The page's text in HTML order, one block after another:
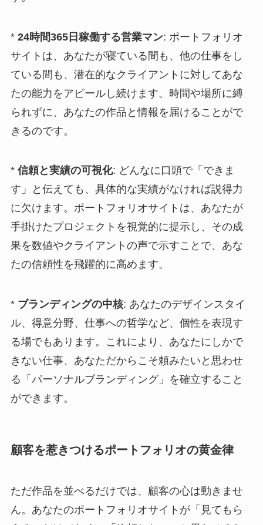
* 24時間365日稼働する営業マン: ポートフォリオ
サイトは、あなたが寝ている間も、他の仕事をし
ている間も、潜在的なクライアントに対してあな
たの能力をアピールし続けます。時間や場所に縛
られずに、あなたの作品と情報を届けることがで
きるのです。
* 信頼と実績の可視化: どんなに口頭で「できま
す」と伝えても、具体的な実績がなければ説得力
に欠けます。ポートフォリオサイトは、あなたが
手掛けたプロジェクトを視覚的に提示し、その成
果を数値やクライアントの声で示すことで、あな
たの信頼性を飛躍的に高めます。
* ブランディングの中核: あなたのデザインスタイ
ル、得意分野、仕事への哲学など、個性を表現す
る場でもあります。これにより、あなたにしかで
きない仕事、あなただからこそ頼みたいと思わせ
る「パーソナルブランディング」を確立すること
ができます。
顧客を惹きつけるポートフォリオの黄金律
ただ作品を並べるだけでは、顧客の心は動きませ
ん。あなたのポートフォリオサイトが「見てもら